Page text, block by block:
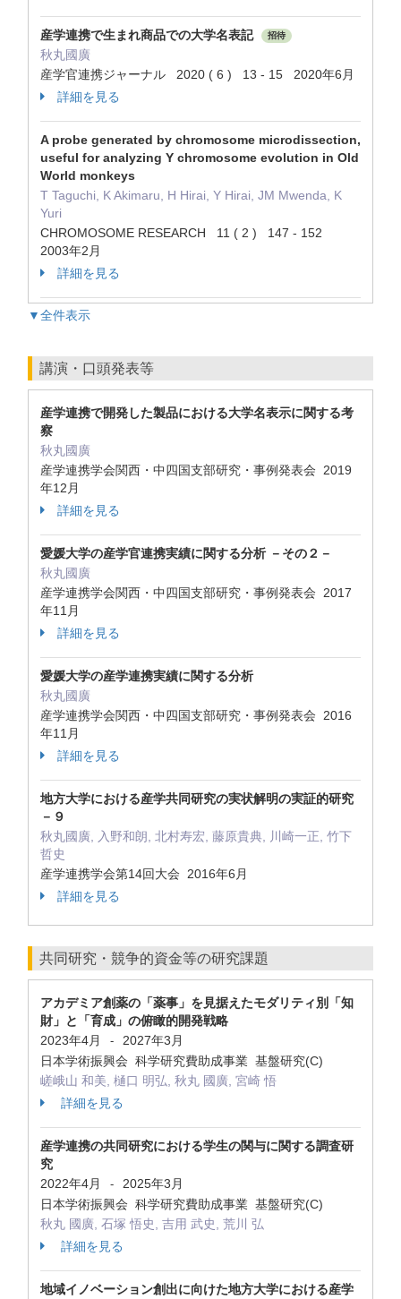
産学連携で生まれ商品での大学名表記 招待
秋丸國廣
産学官連携ジャーナル 2020 ( 6 ) 13 - 15 2020年6月
詳細を見る
A probe generated by chromosome microdissection,
useful for analyzing Y chromosome evolution in Old
World monkeys
T Taguchi, K Akimaru, H Hirai, Y Hirai, JM Mwenda, K
Yuri
CHROMOSOME RESEARCH 11 ( 2 ) 147 - 152
2003年2月
詳細を見る
▼全件表示
講演・口頭発表等
産学連携で開発した製品における大学名表示に関する考
察
秋丸國廣
産学連携学会関西・中四国支部研究・事例発表会 2019
年12月
詳細を見る
愛媛大学の産学官連携実績に関する分析 －その２－
秋丸國廣
産学連携学会関西・中四国支部研究・事例発表会 2017
年11月
詳細を見る
愛媛大学の産学連携実績に関する分析
秋丸國廣
産学連携学会関西・中四国支部研究・事例発表会 2016
年11月
詳細を見る
地方大学における産学共同研究の実状解明の実証的研究
－９
秋丸國廣, 入野和朗, 北村寿宏, 藤原貴典, 川崎一正, 竹下
哲史
産学連携学会第14回大会 2016年6月
詳細を見る
共同研究・競争的資金等の研究課題
アカデミア創薬の「薬事」を見据えたモダリティ別「知
財」と「育成」の俯瞰的開発戦略
2023年4月
-
2027年3月
日本学術振興会 科学研究費助成事業 基盤研究(C)
嵯峨山 和美, 樋口 明弘, 秋丸 國廣, 宮崎 悟
詳細を見る
産学連携の共同研究における学生の関与に関する調査研
究
2022年4月
-
2025年3月
日本学術振興会 科学研究費助成事業 基盤研究(C)
秋丸 國廣, 石塚 悟史, 吉用 武史, 荒川 弘
詳細を見る
地域イノベーション創出に向けた地方大学における産学